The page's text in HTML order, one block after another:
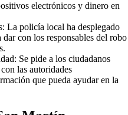
electrónicos y dinero en
La policía local ha desplegado
con los responsables del robo
Se pide a los ciudadanos
las autoridades
que pueda ayudar en la